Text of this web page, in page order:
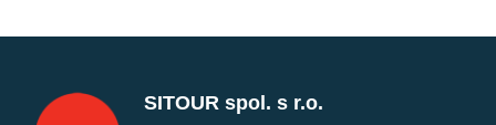
SITOUR spol. s r.o.